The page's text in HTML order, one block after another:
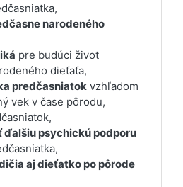
narodeného
pre budúci život
dieťaťa,
predčasniatok vzhľadom
vek v čase pôrodu,
ďalšiu psychickú podporu
aj dieťatko po pôrode